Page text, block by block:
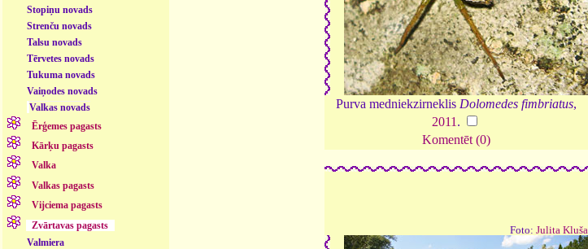
Stopiņu novads
Strenču novads
Talsu novads
Tērvetes novads
Tukuma novads
Vaiņodes novads
Valkas novads
Ērģemes pagasts
Kārķu pagasts
Valka
Valkas pagasts
Vijciema pagasts
Zvārtavas pagasts
Valmiera
Purva medniekzirneklis Dolomedes fimbriatus,
2011 .
Komentēt (0)
Foto: Julita Kluša